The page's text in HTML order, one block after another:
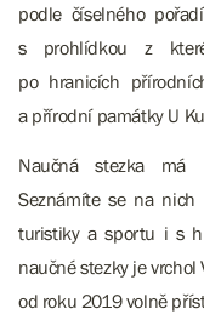
podle číselného
s prohlídkou z
po hranicích
a přírodní památky U
Naučná stezka má
Seznámíte se na
turistiky a sportu i s
naučné stezky je
od roku 2019 volně